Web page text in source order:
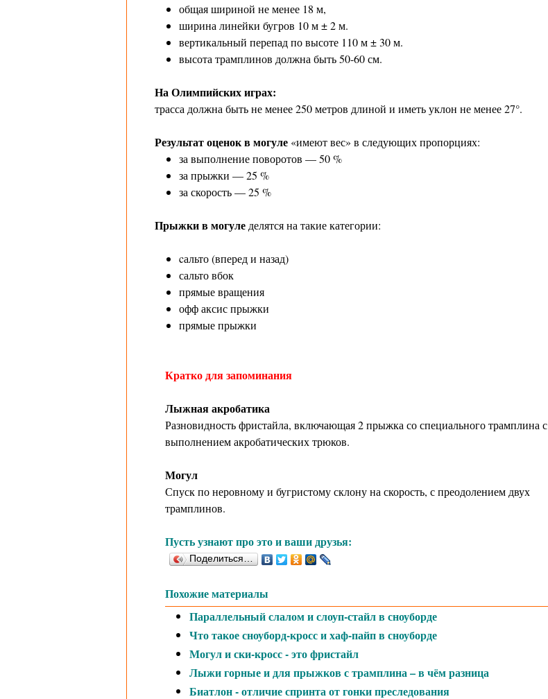
общая шириной не менее 18 м,
ширина линейки бугров 10 м ± 2 м.
вертикальный перепад по высоте 110 м ± 30 м.
высота трамплинов должна быть 50-60 см.
На Олимпийских играх:
трасса должна быть не менее 250 метров длиной и иметь уклон не менее 27°.
Результат оценок в могуле«имеют вес» в следующих пропорциях:
за выполнение поворотов — 50 %
за прыжки — 25 %
за скорость — 25 %
Прыжки в могуледелятся на такие категории:
cальто (вперед и назад)
сальто вбок
прямые вращения
офф аксис прыжки
прямые прыжки
Кратко для запоминания
Лыжная акробатика
Разновидность фристайла, включающая 2 прыжка со специального трамплина с
выполнением акробатических трюков.
Могул
Спуск по неровному и бугристому склону на скорость, с преодолением двух
трамплинов.
Пусть узнают про это и ваши друзья:
Поделиться…
Похожие материалы
Параллельный слалом и слоуп-стайл в сноуборде
Что такое сноуборд-кросс и хаф-пайп в сноуборде
Могул и ски-кросс - это фристайл
Лыжи горные и для прыжков с трамплина – в чём разница
Биатлон - отличие спринта от гонки преследования